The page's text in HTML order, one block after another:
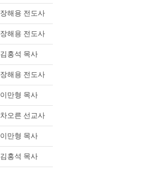
장해용 전도사
장해용 전도사
김홍석 목사
장해용 전도사
이만형 목사
차오른 선교사
이만형 목사
김홍석 목사